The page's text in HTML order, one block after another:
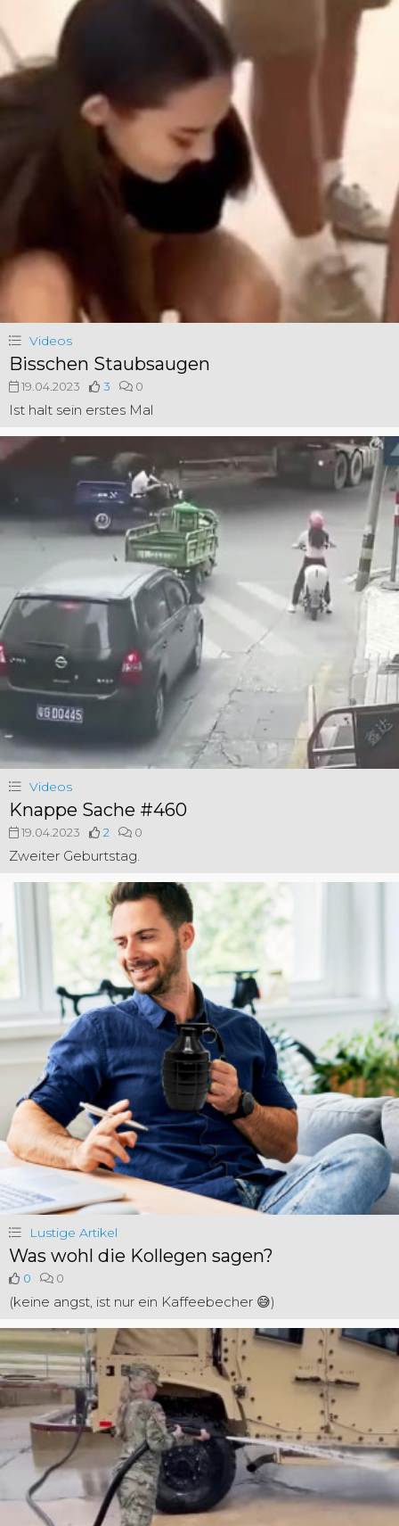
Videos
Bisschen Staubsaugen
19.04.2023 3 0
Ist halt sein erstes Mal
Videos
Knappe Sache #460
19.04.2023 2 0
Zweiter Geburtstag.
Lustige Artikel
Was wohl die Kollegen sagen?
0 0
(keine angst, ist nur ein Kaffeebecher 😅)